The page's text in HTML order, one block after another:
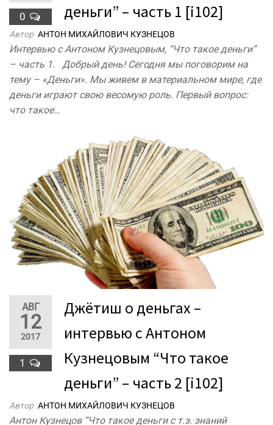
0
деньги” – часть 1 [i102]
Автор АНТОН МИХАЙЛОВИЧ КУЗНЕЦОВ
Интервью с Антоном Кузнецовым, “Что такое деньги”
– часть 1. Добрый день! Сегодня мы поговорим на
тему – «Деньги». Мы живем в материальном мире, где
деньги играют свою весомую роль. Первый вопрос:
что такое…
АВГ
12
2017
1
Джётиш о деньгах –
интервью с Антоном
Кузнецовым “Что такое
деньги” – часть 2 [i102]
Автор АНТОН МИХАЙЛОВИЧ КУЗНЕЦОВ
Антон Кузнецов “Что такое деньги с т.з. знаний